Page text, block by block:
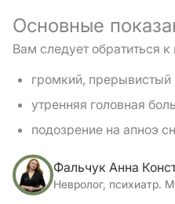
Основные
Вам следует обратиться
громкий, прерывистый
утренняя головная
подозрение на апноэ
сами испытываете
резкие пробуждения
Фальчук Анна
Невролог, психиатр.